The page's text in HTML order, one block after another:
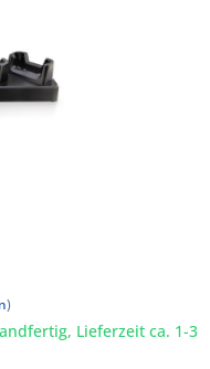
)
Lieferzeit ca. 1-3